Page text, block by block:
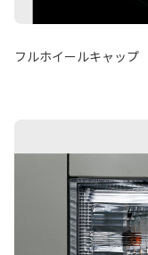
フルホイールキャップ